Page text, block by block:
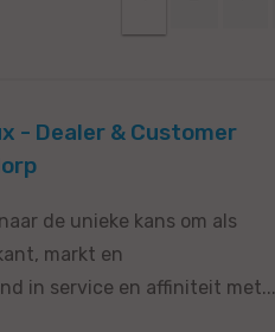
- Dealer & Customer
de unieke kans om als
markt en
in service en affiniteit met...